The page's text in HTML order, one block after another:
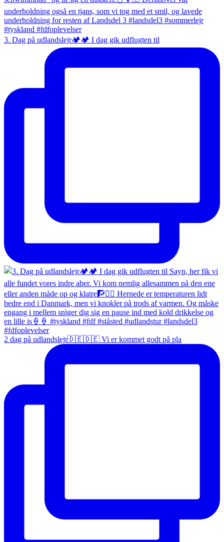
3. Dag på udlandslejr🏕️🏕️ I dag gik udflugten til
2 dag på udlandslejr🇩🇪🇩🇪 Vi er kommet godt på pla